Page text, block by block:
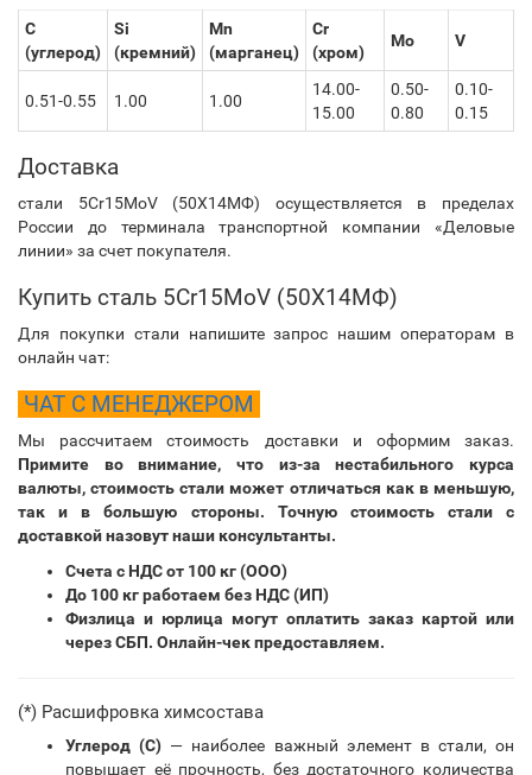
C
(углерод)
Si
(кремний)
Mn
(марганец)
Cr
(хром)
Mo V
0.51-0.55 1.00 1.00
14.00-
15.00
0.50-
0.80
0.10-
0.15
Доставка
стали 5Cr15MoV (50Х14МФ) осуществляется в пределах
России до терминала транспортной компании «Деловые
линии» за счет покупателя.
Купить сталь 5Cr15MoV (50Х14МФ)
Для покупки стали напишите запрос нашим операторам в
онлайн чат:
ЧАТ С МЕНЕДЖЕРОМ
Мы рассчитаем стоимость доставки и оформим заказ.
Примите во внимание, что из-за нестабильного курса
валюты, стоимость стали может отличаться как в меньшую,
так и в большую стороны. Точную стоимость стали с
доставкой назовут наши консультанты.
Счета с НДС от 100 кг (ООО)
До 100 кг работаем без НДС (ИП)
Физлица и юрлица могут оплатить заказ картой или
через СБП. Онлайн-чек предоставляем.
(*) Расшифровка химсостава
Углерод (С) — наиболее важный элемент в стали, он
повышает её прочность, без достаточного количества